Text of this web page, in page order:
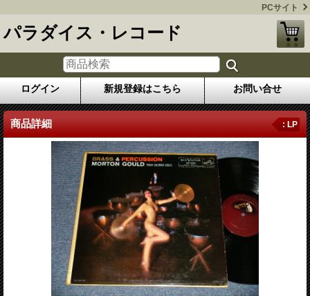
PCサイト
パラダイス・レコード
ログイン 新規登録はこちら お問い合せ
商品詳細 : LP